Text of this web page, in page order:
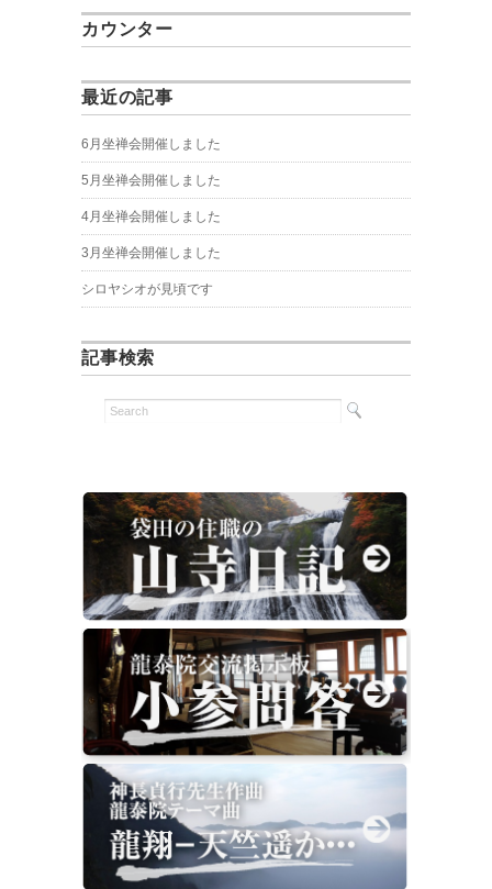
カウンター
最近の記事
6月坐禅会開催しました
5月坐禅会開催しました
4月坐禅会開催しました
3月坐禅会開催しました
シロヤシオが見頃です
記事検索